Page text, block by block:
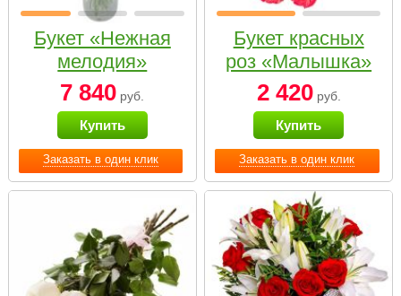
Заказать в один клик
Букет «Нежная
мелодия»
7 840 руб.
Купить
Заказать в один клик
Букет красных
роз «Малышка»
2 420руб.
Купить